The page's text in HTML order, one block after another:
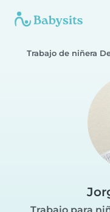
Trabajo de niñera